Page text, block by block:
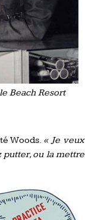
Beach Resort
Woods. « Je veux
putter, ou la mettre